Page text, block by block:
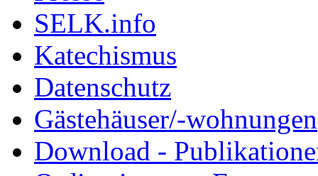
SELK.info
Katechismus
Datenschutz
Gästehäuser/-wohnungen
Download -